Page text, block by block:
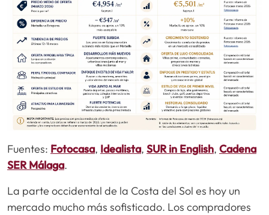
Fuentes: Fotocasa, Idealista, SUR in English, Cadena
SER Málaga.
La parte occidental de la Costa del Sol es hoy un
mercado mucho más sofisticado. Los compradores